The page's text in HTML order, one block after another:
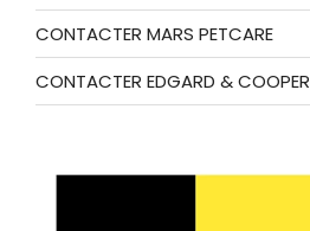
CONTACTER MARS PETCARE
CONTACTER EDGARD & COOPER